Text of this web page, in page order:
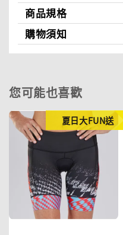
商品規格
購物須知
您可能也喜歡
夏日大FUN送